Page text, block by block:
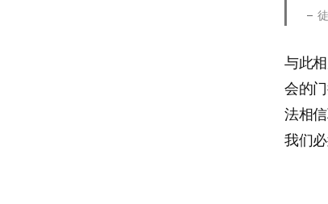
与此
会的
法相
我们